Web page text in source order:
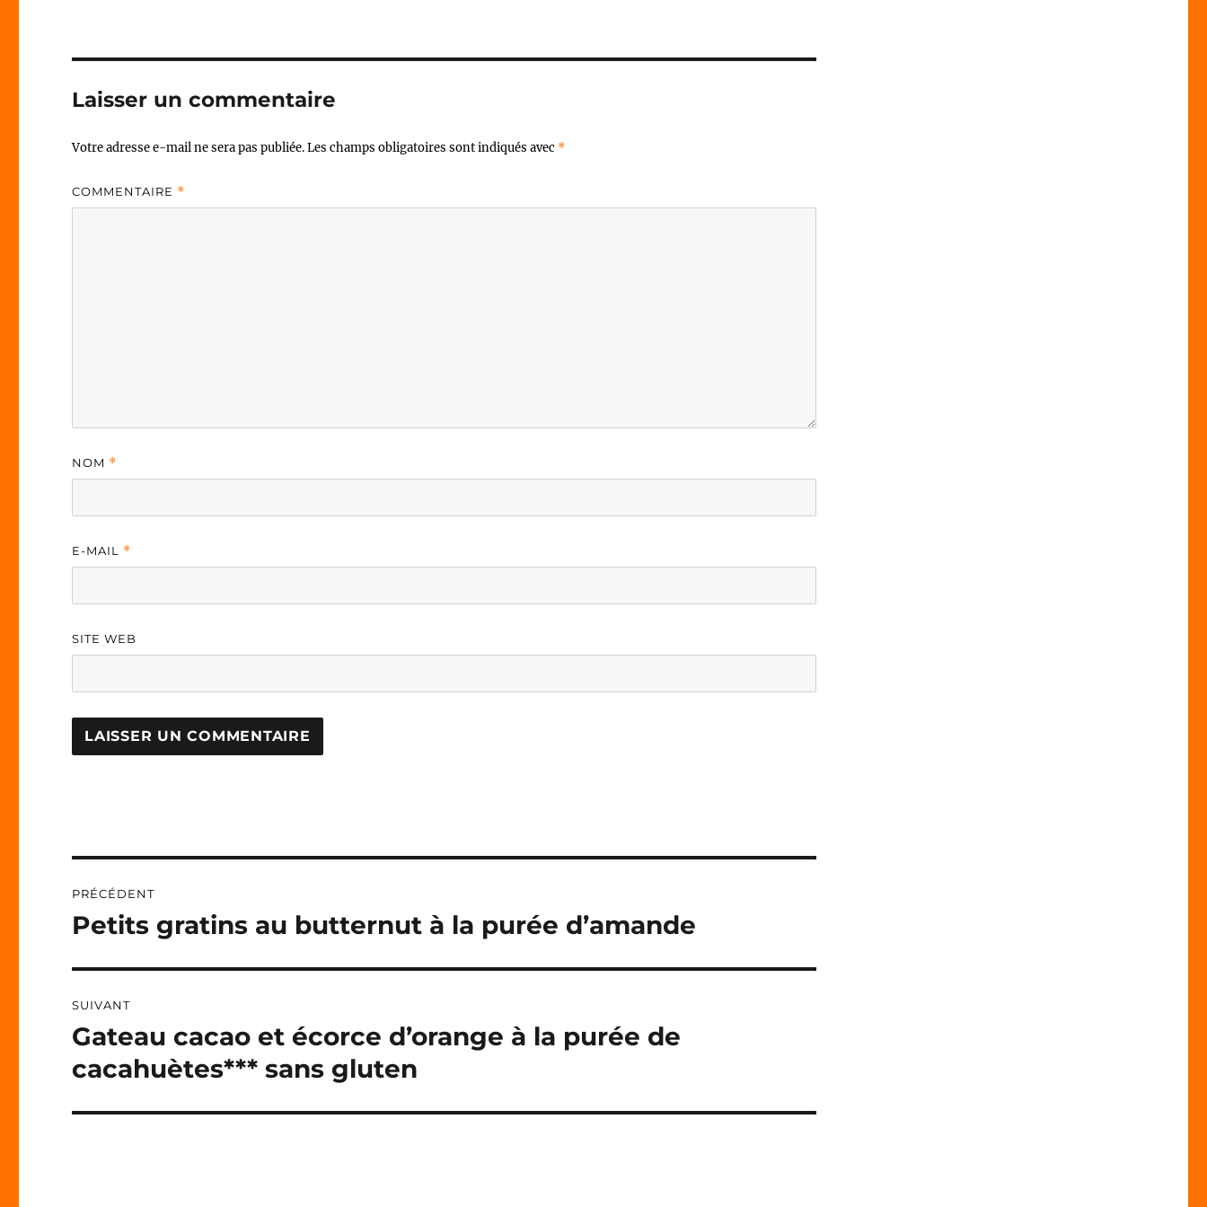
Laisser un commentaire
Votre adresse e-mail ne sera pas publiée.Les champs obligatoires sont indiqués avec *
COMMENTAIRE *
NOM *
E-MAIL *
SITE WEB
N
T
I
V
:
de
PRÉCÉDENT
Publication
Petits gratins au butternut à la purée d’amande
SUIVANT
Publication
suivante :
Gateau cacao et écorce d’orange à la purée de
cacahuètes*** sans gluten